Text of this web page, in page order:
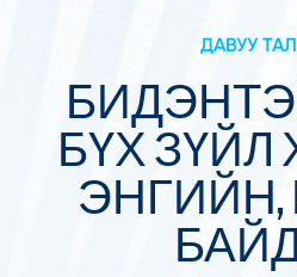
ДАВУУ
БҮХ ЗҮЙЛ
ЭНГИЙН,